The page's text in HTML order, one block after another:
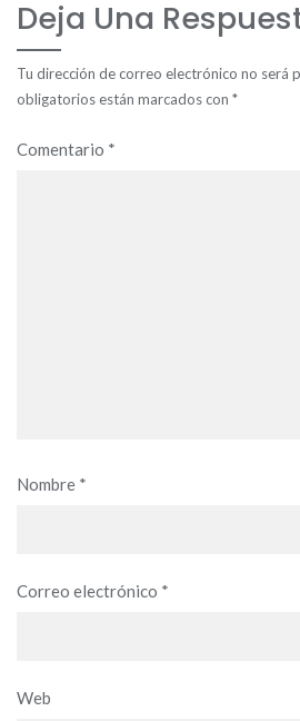
Deja Una
Tu dirección de correo electrónico no será
obligatorios están marcados con *
Comentario *
Nombre *
Correo electrónico *
Web